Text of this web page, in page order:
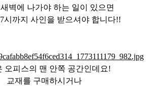
벽에 나가야 하는 일이 있으면
시까지 사인을 받으셔야 합니다!!
오피스의 맨 안쪽 공간인데요!
교재를 구매하시거나